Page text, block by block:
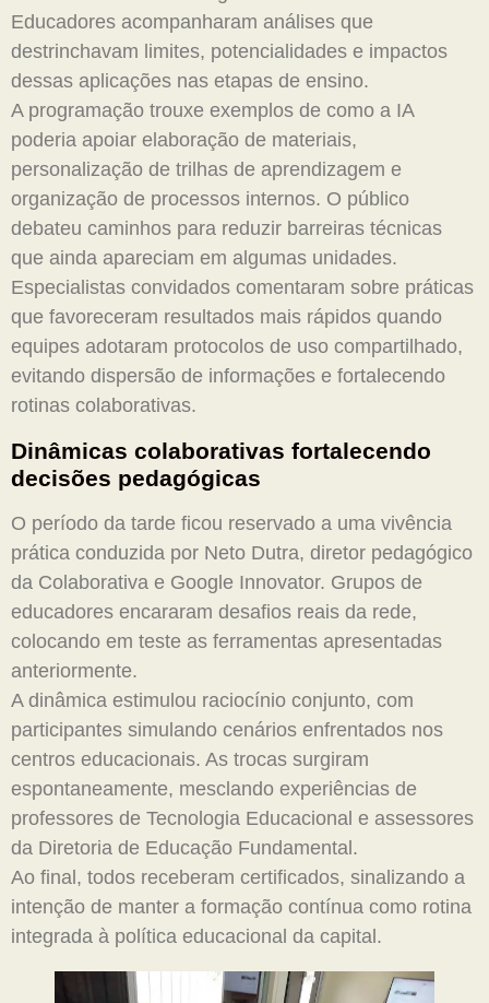
Educadores acompanharam análises que
destrinchavam limites, potencialidades e impactos
dessas aplicações nas etapas de ensino.
A programação trouxe exemplos de como a IA
poderia apoiar elaboração de materiais,
personalização de trilhas de aprendizagem e
organização de processos internos. O público
debateu caminhos para reduzir barreiras técnicas
que ainda apareciam em algumas unidades.
Especialistas convidados comentaram sobre práticas
que favoreceram resultados mais rápidos quando
equipes adotaram protocolos de uso compartilhado,
evitando dispersão de informações e fortalecendo
rotinas colaborativas.
Dinâmicas colaborativas fortalecendo
decisões pedagógicas
O período da tarde ficou reservado a uma vivência
prática conduzida por Neto Dutra, diretor pedagógico
da Colaborativa e Google Innovator. Grupos de
educadores encararam desafios reais da rede,
colocando em teste as ferramentas apresentadas
anteriormente.
A dinâmica estimulou raciocínio conjunto, com
participantes simulando cenários enfrentados nos
centros educacionais. As trocas surgiram
espontaneamente, mesclando experiências de
professores de Tecnologia Educacional e assessores
da Diretoria de Educação Fundamental.
Ao final, todos receberam certificados, sinalizando a
intenção de manter a formação contínua como rotina
integrada à política educacional da capital.